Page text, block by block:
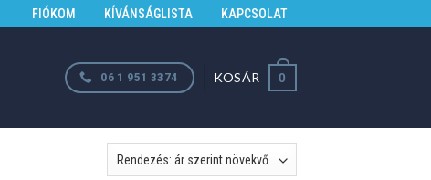
FIÓKOM KÍVÁNSÁGLISTA KAPCSOLAT
06 1 951 3374 KOSÁR 0